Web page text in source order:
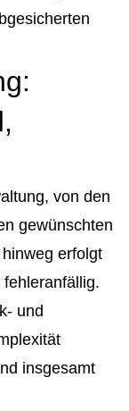
von den
gewünschten
erfolgt
und
insgesamt